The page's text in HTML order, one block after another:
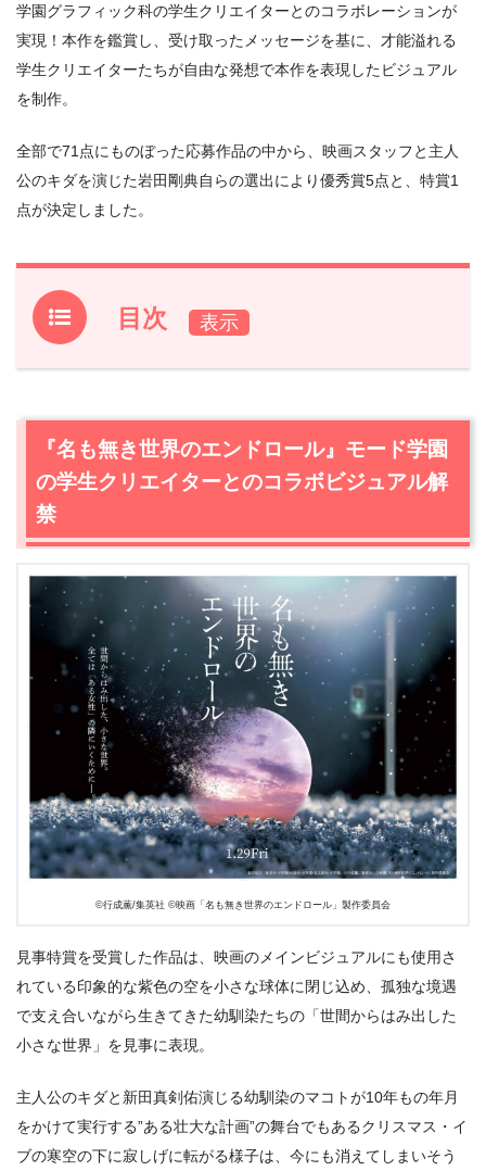
学園グラフィック科の学生クリエイターとのコラボレーションが
実現！本作を鑑賞し、受け取ったメッセージを基に、才能溢れる
学生クリエイターたちが自由な発想で本作を表現したビジュアル
を制作。
全部で71点にものぼった応募作品の中から、映画スタッフと主人
公のキダを演じた岩田剛典自らの選出により優秀賞5点と、特賞1
点が決定しました。
目次
1.『名も無き世界のエンドロール』モード学園の学生クリ
2.『名も無き世界のエンドロール』作品情報
3.オリジナルドラマ『Re:名も無き世界のエンドロール
~Half a year later~』も公開日と同時に配信開始！
『名も無き世界のエンドロール』モード学園
の学生クリエイターとのコラボビジュアル解
禁
©️行成薫/集英社 ©️映画「名も無き世界のエンドロール」製作委員会
見事特賞を受賞した作品は、映画のメインビジュアルにも使用さ
れている印象的な紫色の空を小さな球体に閉じ込め、孤独な境遇
で支え合いながら生きてきた幼馴染たちの「世間からはみ出した
小さな世界」を見事に表現。
主人公のキダと新田真剣佑演じる幼馴染のマコトが10年もの年月
をかけて実行する”ある壮大な計画”の舞台でもあるクリスマス・イ
ブの寒空の下に寂しげに転がる様子は、今にも消えてしまいそう